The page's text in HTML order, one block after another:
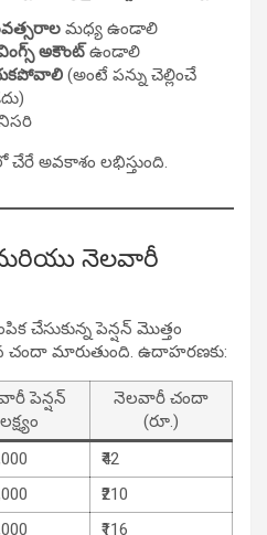
మధ్య ఉండాలి
అకౌంట్ఉండాలి
(అంటే పన్ను చెల్లించే
అవకాశం లభిస్తుంది.
మరియు నెలవారీ
చేసుకున్న పెన్షన్ మొత్తం
మారుతుంది. ఉదాహరణకు:
పెన్షన్
లక్ష్యం
నెలవారీ చందా
(రూ.)
₹42
₹210
₹116